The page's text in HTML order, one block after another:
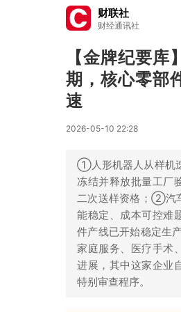
财联社
财经通讯社
【金牌纪要
期，核心零部
速
2026-05-10 22:28
①人形机器人从样机
冻结并释放批量工厂
二次送样资格；②汽
能稳定、成本可控难
件产线已开始稳定生
家庭服务、医疗手术
进展，其中这家企业
特别审查程序。